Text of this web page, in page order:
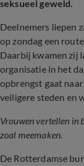
seksueel geweld.
Deelnemers liepen
op zondag een
Daarbij kwamen zij
organisatie in het
opbrengst gaat
veiligere steden en
Vrouwen vertellen in
zoal meemaken.
De Rotterdamse